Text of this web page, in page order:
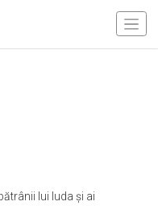
lui Iuda şi ai